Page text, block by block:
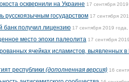
осквернили на Украине 17 сентября
русскоязычным государством 17 сентября
банк получил лицензию 17 сентября 2019
место эпохи палеолита 17 сентября
ячейках исламистов, выявленных в
республики (дополненная версия) 16